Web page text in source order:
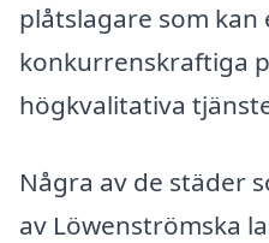
plåtslagare som kan
konkurrenskraftiga
högkvalitativa
Några av de städer
av Löwenströmska